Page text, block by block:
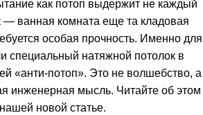
как потоп выдержит не каждый
— ванная комната еще та кладовая
особая прочность. Именно для
специальный натяжной потолок в
«анти-потоп». Это не волшебство, а
инженерная мысль. Читайте об этом
новой статье.